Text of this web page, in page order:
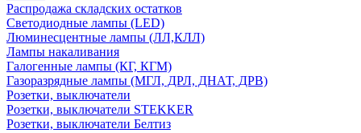
Распродажа складских остатков
Светодиодные лампы (LED)
Люминесцентные лампы (ЛЛ,КЛЛ)
Лампы накаливания
Галогенные лампы (КГ, КГМ)
Газоразрядные лампы (МГЛ, ДРЛ, ДНАТ, ДРВ)
Розетки, выключатели
Розетки, выключатели STEKKER
Розетки, выключатели Белтиз